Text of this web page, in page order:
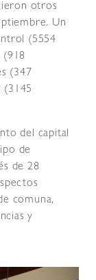
otros
Un
(5554
(347
(3145
del capital
de
de 28
comuna,
y